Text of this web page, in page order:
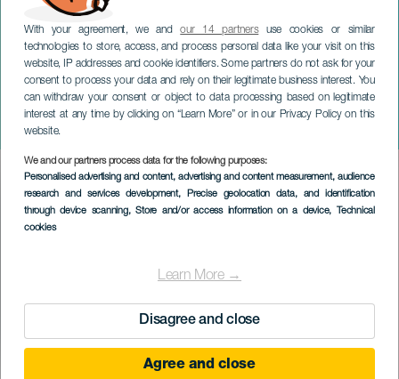
With your agreement, we andour 14 partnersuse cookies or similar
technologies to store, access, and process personal data like your visit on this
website, IP addresses and cookie identifiers. Some partners do not ask for your
consent to process your data and rely on their legitimate business interest. You
can withdraw your consent or object to data processing based on legitimate
interest at any time by clicking on “Learn More” or in our Privacy Policy on this
website.
We and our partners process data for the following purposes:
Personalised advertising and content, advertising and content measurement, audience
research and services development, Precise geolocation data, and identification
through device scanning, Store and/or access information on a device, Technical
cookies
Learn More →
Disagree and close
Agree and close
Una madre da film
LANZAROTE
Imagen
Listado